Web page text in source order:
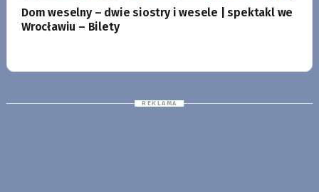
Dom weselny – dwie siostry i wesele | spektakl we
Wrocławiu – Bilety